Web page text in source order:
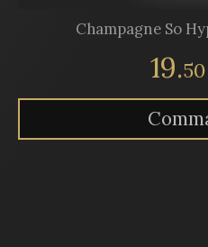
Champagne So
19.